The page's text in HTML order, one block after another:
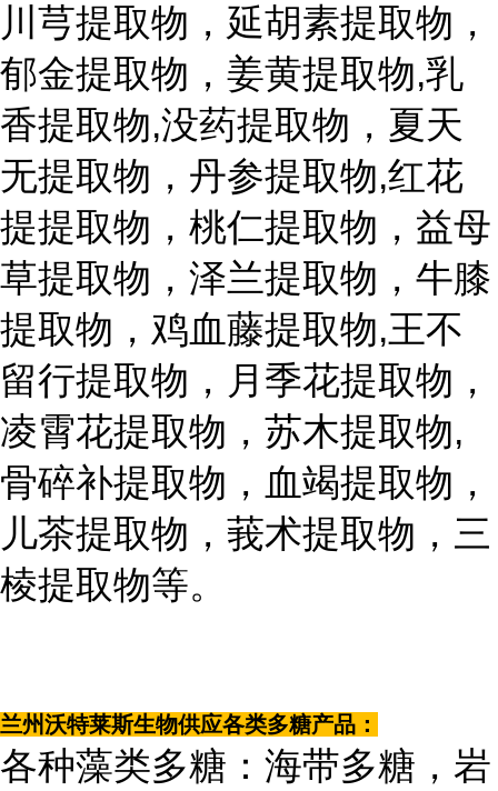
川芎提取物，延胡素提取物，
郁金提取物，姜黄提取物,乳
香提取物,没药提取物，夏天
无提取物，丹参提取物,红花
提提取物，桃仁提取物，益母
草提取物，泽兰提取物，牛膝
提取物，鸡血藤提取物,王不
留行提取物，月季花提取物，
凌霄花提取物，苏木提取物,
骨碎补提取物，血竭提取物，
儿茶提取物，莪术提取物，三
棱提取物等。
兰州沃特莱斯生物供应各类多糖产品：
各种藻类多糖：海带多糖，岩